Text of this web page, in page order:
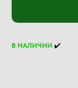
В НАЛИЧИИ ✔️